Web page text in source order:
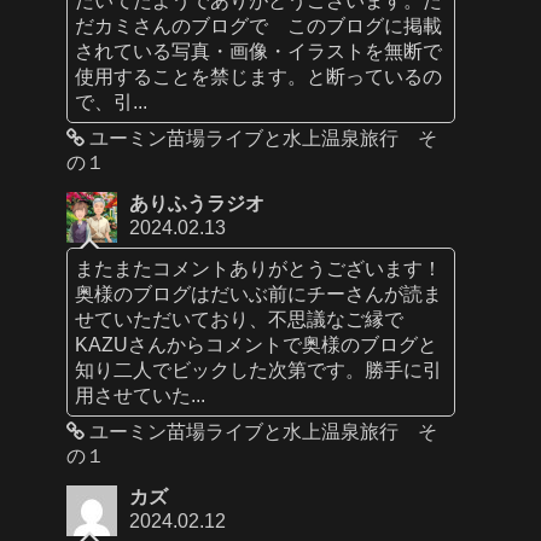
だカミさんのブログで このブログに掲載
されている写真・画像・イラストを無断で
使用することを禁じます。と断っているの
で、引...
ユーミン苗場ライブと水上温泉旅行 そ
の１
ありふうラジオ
2024.02.13
またまたコメントありがとうございます！
奥様のブログはだいぶ前にチーさんが読ま
せていただいており、不思議なご縁で
KAZUさんからコメントで奥様のブログと
知り二人でビックした次第です。勝手に引
用させていた...
ユーミン苗場ライブと水上温泉旅行 そ
の１
カズ
2024.02.12